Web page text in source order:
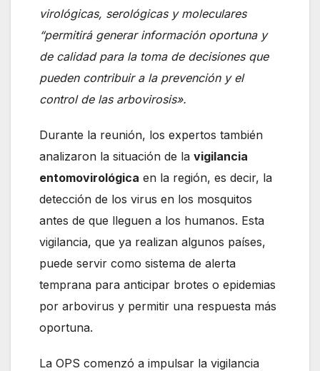
virológicas, serológicas y moleculares
“permitirá generar información oportuna y
de calidad para la toma de decisiones que
pueden contribuir a la prevención y el
control de las arbovirosis».
Durante la reunión, los expertos también
analizaron la situación de la vigilancia
entomovirológica en la región, es decir, la
detección de los virus en los mosquitos
antes de que lleguen a los humanos. Esta
vigilancia, que ya realizan algunos países,
puede servir como sistema de alerta
temprana para anticipar brotes o epidemias
por arbovirus y permitir una respuesta más
oportuna.
La OPS comenzó a impulsar la vigilancia